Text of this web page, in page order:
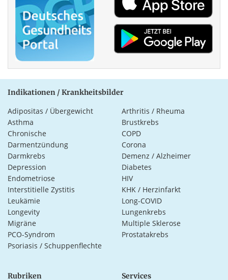
Indikationen / Krankheitsbilder
Adipositas / Übergewicht
Arthritis / Rheuma
Asthma
Brustkrebs
Chronische
Darmentzündung
COPD
Corona
Darmkrebs
Demenz / Alzheimer
Depression
Diabetes
Endometriose
HIV
Interstitielle Zystitis
KHK / Herzinfarkt
Leukämie
Long-COVID
Longevity
Lungenkrebs
Migräne
Multiple Sklerose
PCO-Syndrom
Prostatakrebs
Psoriasis / Schuppenflechte
Rubriken Services